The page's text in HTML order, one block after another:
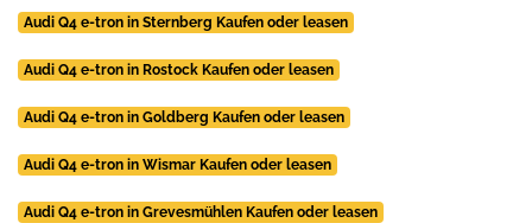
Audi Q4 e-tron in Sternberg Kaufen oder leasen
Audi Q4 e-tron in Rostock Kaufen oder leasen
Audi Q4 e-tron in Goldberg Kaufen oder leasen
Audi Q4 e-tron in Wismar Kaufen oder leasen
Audi Q4 e-tron in Grevesmühlen Kaufen oder leasen